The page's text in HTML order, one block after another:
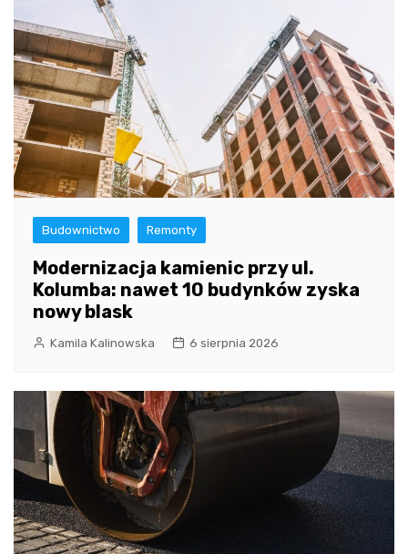
Budownictwo Remonty
Modernizacja kamienic przy ul.
Kolumba: nawet 10 budynków zyska
nowy blask
Kamila Kalinowska 6 sierpnia 2026